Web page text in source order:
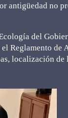
antigüedad no
del
Reglamento de
localización de